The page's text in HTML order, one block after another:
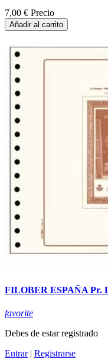
7,00 € Precio
Añadir al carrito
FILOBER ESPAÑA Pr.
favorite
Debes de estar registrado
Entrar| Registrarse